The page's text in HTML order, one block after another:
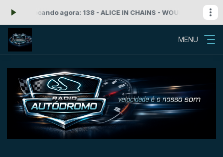
Tocando agora: 138 - ALICE IN CHAINS - WOULDRock'n Roll com
MENU